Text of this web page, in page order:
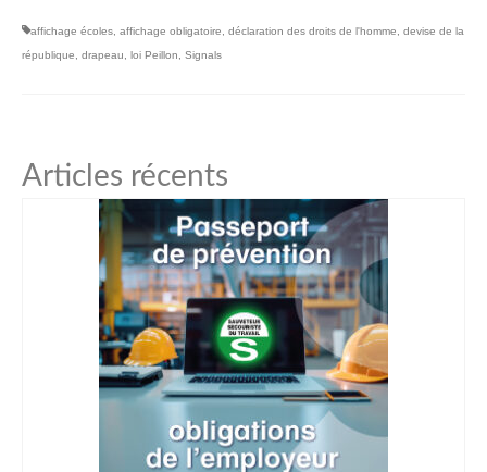
affichage écoles affichage obligatoire déclaration des droits de l'homme
devise de la
république
drapeau loi Peillon Signals
Articles récents